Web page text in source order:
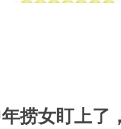
捞女盯上了